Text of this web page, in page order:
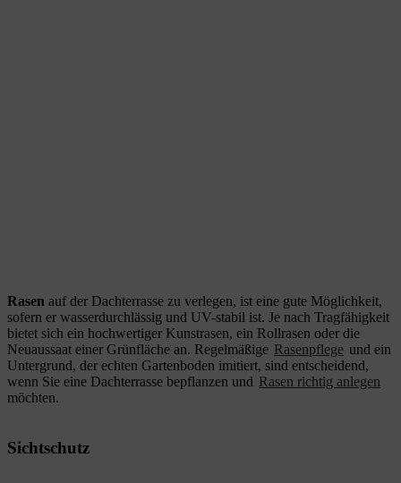
Rasen auf der Dachterrasse zu verlegen, ist eine gute Möglichkeit,
sofern er wasserdurchlässig und UV-stabil ist. Je nach Tragfähigkeit
bietet sich ein hochwertiger Kunstrasen, ein Rollrasen oder die
Neuaussaat einer Grünfläche an. Regelmäßige Rasenpflege und ein
Untergrund, der echten Gartenboden imitiert, sind entscheidend,
wenn Sie eine Dachterrasse bepflanzen und Rasen richtig anlegen
möchten.
Sichtschutz